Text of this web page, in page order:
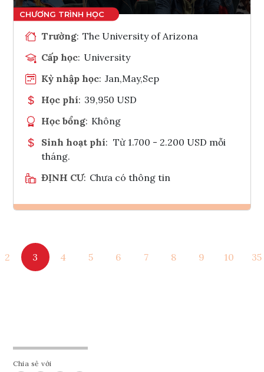
Trường: The University of Arizona
Cấp học: University
Kỳ nhập học: Jan,May,Sep
Học phí: 39,950 USD
Học bổng: Không
Sinh hoạt phí: Từ 1.700 - 2.200 USD mỗi
tháng.
ĐỊNH CƯ: Chưa có thông tin
Tham vấn Interlink
2 3 4 5 6 7 8 9 10 35
Chia sẻ với